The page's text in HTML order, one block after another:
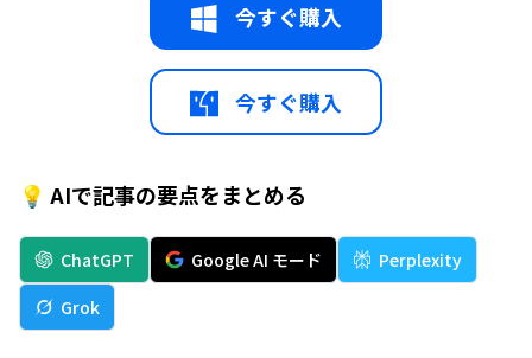
今すぐ購入
今すぐ購入
💡 AIで記事の要点をまとめる
ChatGPT Google AI モード
Perplexity
Grok